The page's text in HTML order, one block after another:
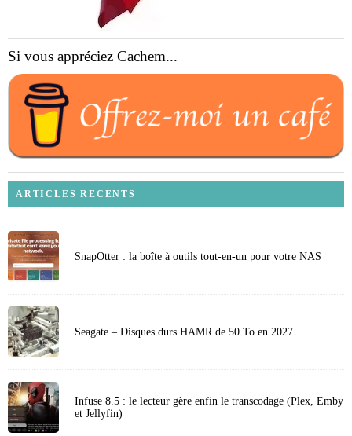
Si vous appréciez Cachem...
ARTICLES RECENTS
SnapOtter : la boîte à outils tout-en-un pour votre NAS
Seagate – Disques durs HAMR de 50 To en 2027
Infuse 8.5 : le lecteur gère enfin le transcodage (Plex, Emby
et Jellyfin)